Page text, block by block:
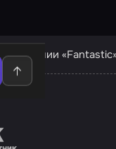
компании
на сайт